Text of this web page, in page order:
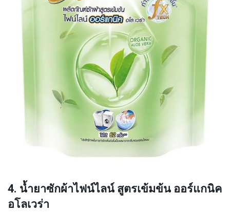
4. น้ำยาซักผ้าไฟน์ไลน์ สูตรเข้มข้น ออร์แกนิค
อโลเวร่า